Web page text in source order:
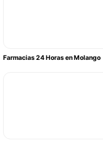
Farmacias 24 Horas en Molango